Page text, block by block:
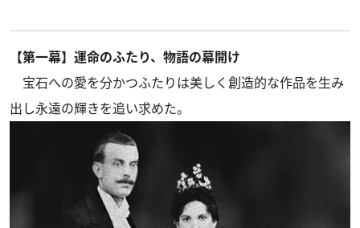
【第一幕】運命のふたり、物語の幕開け
宝石への愛を分かつふたりは美しく創造的な作品を生み
出し永遠の輝きを追い求めた。